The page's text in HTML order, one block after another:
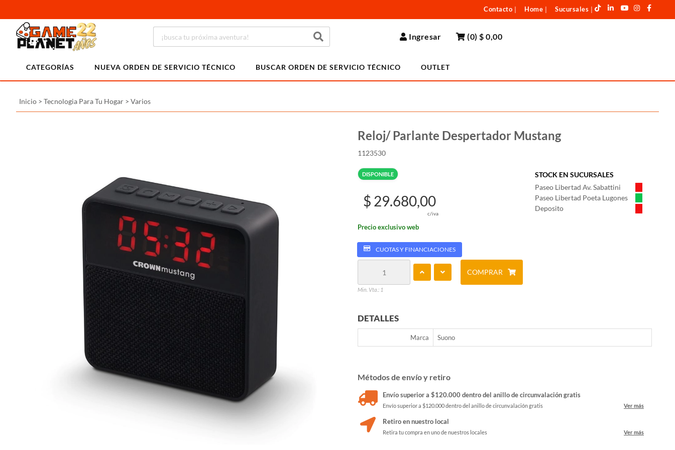
Contacto Home Sucursales
Ingresar (0)$ 0,00
CATEGORÍAS NUEVA ORDEN DE SERVICIO TÉCNICO BUSCAR ORDEN DE SERVICIO TÉCNICO OUTLET
Inicio > Tecnologia Para Tu Hogar > Varios
Reloj/ Parlante Despertador Mustang
1123530
DISPONIBLE
STOCK EN SUCURSALES
Paseo Libertad Av. Sabattini
Paseo Libertad Poeta Lugones
Deposito
$ 29.680,00
c/iva
Precio exclusivo web
CUOTAS Y FINANCIACIONES
Min. Vta.: 1
COMPRAR
DETALLES
Marca Suono
Métodos de envío y retiro
Envío superior a $120.000 dentro del anillo de circunvalación gratis
Envío superior a $120.000 dentro del anillo de circunvalación gratis Ver más
Retiro en nuestro local
Retira tu compra en uno de nuestros locales Ver más